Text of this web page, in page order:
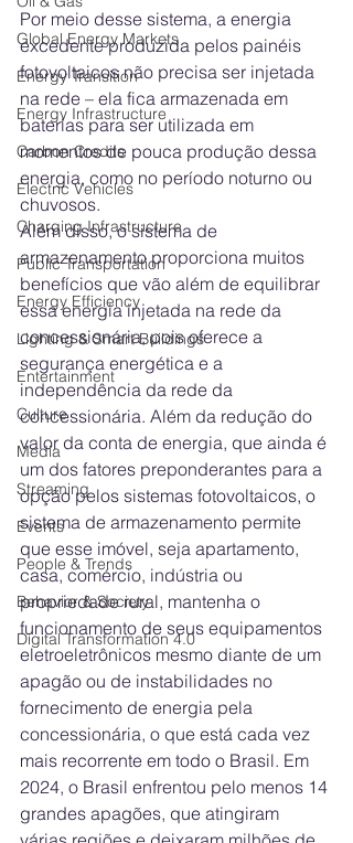
Global Energy Markets
Energy Transition
Energy Infrastructure
Carbon Credits
Electric Vehicles
Charging Infrastructure
Public Transportation
Energy Efficiency
Lighting & Smart Buildings
Entertainment
Culture
Media
Streaming
Events
People & Trends
Behavior & Society
Digital Transformation 4.0
Por meio desse sistema, a energia
excedente produzida pelos painéis
fotovoltaicos não precisa ser injetada
na rede – ela fica armazenada em
baterias para ser utilizada em
momentos de pouca produção dessa
energia, como no período noturno ou
chuvosos.
Além disso, o sistema de
armazenamento proporciona muitos
benefícios que vão além de equilibrar
essa energia injetada na rede da
concessionária, pois oferece a
segurança energética e a
independência da rede da
concessionária. Além da redução do
valor da conta de energia, que ainda é
um dos fatores preponderantes para a
opção pelos sistemas fotovoltaicos, o
sistema de armazenamento permite
que esse imóvel, seja apartamento,
casa, comércio, indústria ou
propriedade rural, mantenha o
funcionamento de seus equipamentos
eletroeletrônicos mesmo diante de um
apagão ou de instabilidades no
fornecimento de energia pela
concessionária, o que está cada vez
mais recorrente em todo o Brasil. Em
2024, o Brasil enfrentou pelo menos 14
grandes apagões, que atingiram